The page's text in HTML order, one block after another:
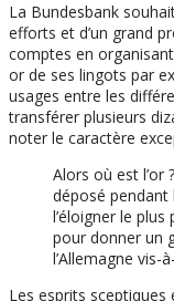
La Bundesbank
efforts et d’un grand
comptes en
or de ses lingots par
usages entre les
transférer plusieurs
noter le caractère
Alors où est l’or
déposé pendant
l’éloigner le
pour donner un
l’Allemagne vis-
Les esprits